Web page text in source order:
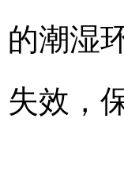
的潮湿
失效，